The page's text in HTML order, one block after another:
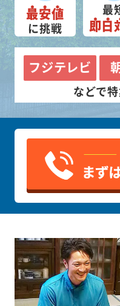
最安値
に挑戦
最
即日
フジテレビ
などで